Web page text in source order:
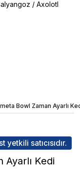
/ Axolotl
Bowl Zaman Ayarlı
yetkili satıcısıdır.
Kedi